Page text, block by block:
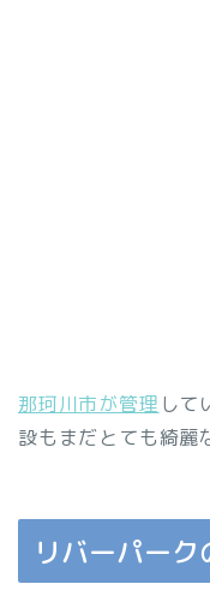
那珂川市が管理 して
設もまだとても綺麗
リバーパーク